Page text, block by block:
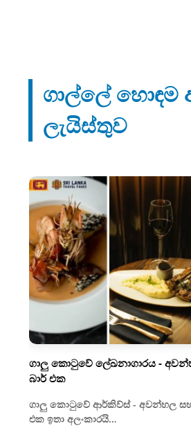
ගාල්ලේ හොඳම
ලැයිස්තුව
ගාලු කොටුවේ ලේඛනාගාරය -
බාර් එක
ගාලු කොටුවේ ආර්කිව්ස් - අවන්හල
එක ඉතා අලංකාරයි…